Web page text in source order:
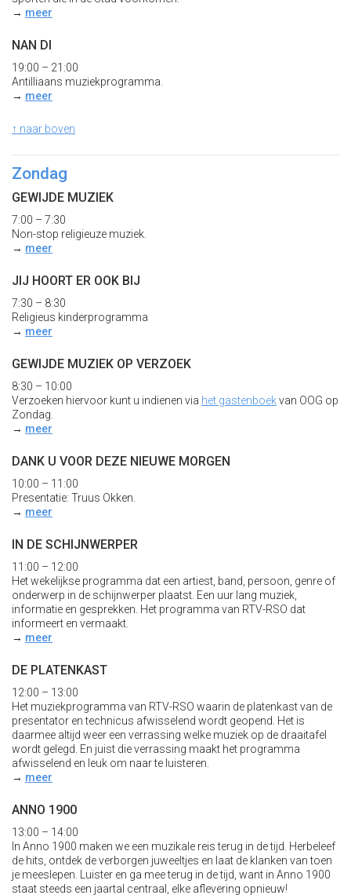
→ meer
NAN DI
19:00 – 21:00
Antilliaans muziekprogramma.
→ meer
↑ naar boven
Zondag
GEWIJDE MUZIEK
7:00 – 7:30
Non-stop religieuze muziek.
→ meer
JIJ HOORT ER OOK BIJ
7:30 – 8:30
Religieus kinderprogramma
→ meer
GEWIJDE MUZIEK OP VERZOEK
8:30 – 10:00
Verzoeken hiervoor kunt u indienen via het gastenboekvan OOG op
Zondag.
→ meer
DANK U VOOR DEZE NIEUWE MORGEN
10:00 – 11:00
Presentatie: Truus Okken.
→ meer
IN DE SCHIJNWERPER
11:00 – 12:00
Het wekelijkse programma dat een artiest, band, persoon, genre of
onderwerp in de schijnwerper plaatst. Een uur lang muziek,
informatie en gesprekken. Het programma van RTV-RSO dat
informeert en vermaakt.
→ meer
DE PLATENKAST
12:00 – 13:00
Het muziekprogramma van RTV-RSO waarin de platenkast van de
presentator en technicus afwisselend wordt geopend. Het is
daarmee altijd weer een verrassing welke muziek op de draaitafel
wordt gelegd. En juist die verrassing maakt het programma
afwisselend en leuk om naar te luisteren.
→ meer
ANNO 1900
13:00 – 14:00
In Anno 1900 maken we een muzikale reis terug in de tijd. Herbeleef
de hits, ontdek de verborgen juweeltjes en laat de klanken van toen
je meeslepen. Luister en ga mee terug in de tijd, want in Anno 1900
staat steeds een jaartal centraal, elke aflevering opnieuw!